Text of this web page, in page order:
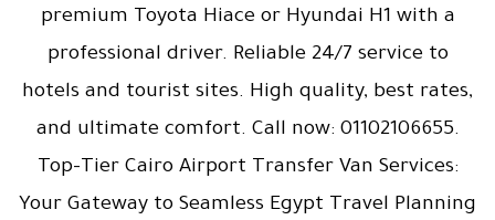
premium Toyota Hiace or Hyundai H1 with a
professional driver. Reliable 24/7 service to
hotels and tourist sites. High quality, best rates,
and ultimate comfort. Call now: 01102106655.
Top-Tier Cairo Airport Transfer Van Services:
Your Gateway to Seamless Egypt Travel Planning